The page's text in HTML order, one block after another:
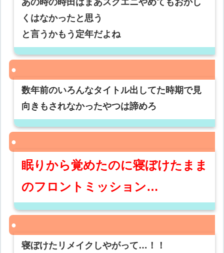
あの時の時田はまあスクエニやめてもおかし
くはなかったと思う
と言うかもう定年だよね
数年前のいろんなタイトル出してた時期で見
向きもされなかったやつは諦めろ
眠りから覚めたのに寝ぼけたまま
のフロントミッション…
寝ぼけたリメイクしやがって…！！